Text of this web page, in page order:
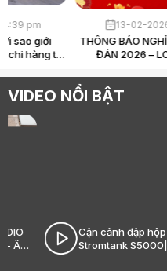
30-03-2026, 4:39 pm
Loa Hi-End là gì? Vì sao giới
audiophile sẵn sàng chi hàng tỷ
VIDEO NỔI BẬT
Cận cảnh đập hộp
Stromtank S5000| Long
Audio - Âm thanh Hi-End